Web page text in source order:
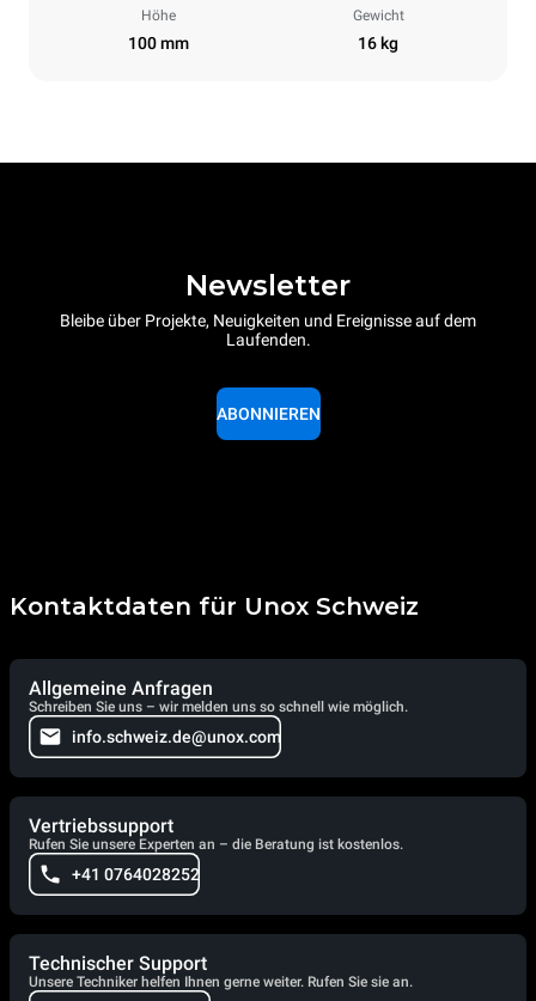
Höhe
100 mm
Gewicht
16 kg
Newsletter
Bleibe über Projekte, Neuigkeiten und Ereignisse auf dem
Laufenden.
ABONNIEREN
Kontaktdaten für Unox Schweiz
Allgemeine Anfragen
Schreiben Sie uns – wir melden uns so schnell wie möglich.
info.schweiz.de@unox.com
Vertriebssupport
Rufen Sie unsere Experten an – die Beratung ist kostenlos.
+41 0764028252
Technischer Support
Unsere Techniker helfen Ihnen gerne weiter. Rufen Sie sie an.